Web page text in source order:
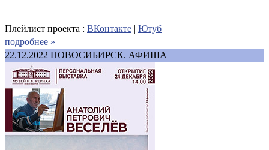
Плейлист проекта : ВКонтакте | Ютуб
подробнее »
22.12.2022 НОВОСИБИРСК. АФИША